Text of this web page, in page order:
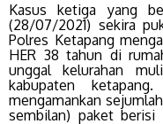
Kasus ketiga yang
(28/07/2021) sekira
Polres Ketapang
HER 38 tahun di
unggal kelurahan
kabupaten
mengamankan
sembilan) paket